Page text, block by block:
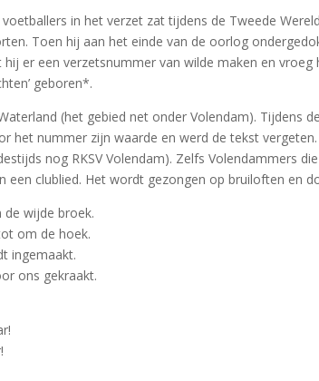
in het verzet zat tijdens de Tweede
Toen hij aan het einde van de oorlog
er een verzetsnummer van wilde maken en
geboren*.
(het gebied net onder Volendam). Tijdens
het nummer zijn waarde en werd de tekst
nog RKSV Volendam). Zelfs Volendammers
een clublied. Het wordt gezongen op bruiloften en
de wijde broek.
om de hoek.
ingemaakt.
ons gekraakt.